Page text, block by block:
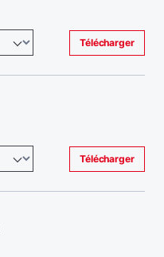
Télécharger
Télécharger